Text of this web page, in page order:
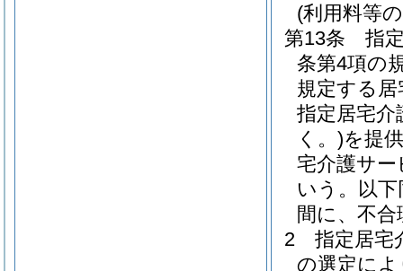
(利用料等
第13条
指
条第4項の
規定する
指定居宅
く。)を提
宅介護サ
いう。以下
間に、不
2
指定居宅
の選定に